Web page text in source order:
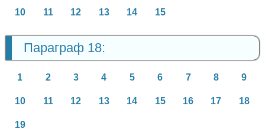
10 11 12 13 14 15
Параграф 18:
1 2 3 4 5 6 7 8 9
10 11 12 13 14 15 16 17 18
19